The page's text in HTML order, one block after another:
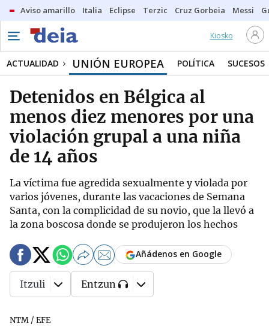
Aviso amarillo Italia Eclipse Terzic Cruz Gorbeia Messi
Kiosko
ACTUALIDAD UNIÓN EUROPEA POLÍTICA SUCESOS
Detenidos en Bélgica al
menos diez menores por una
violación grupal a una niña
de 14 años
La víctima fue agredida sexualmente y violada por
varios jóvenes, durante las vacaciones de Semana
Santa, con la complicidad de su novio, que la llevó a
la zona boscosa donde se produjeron los hechos
NTM / EFE
Añádenos en Google
Itzuli Entzun